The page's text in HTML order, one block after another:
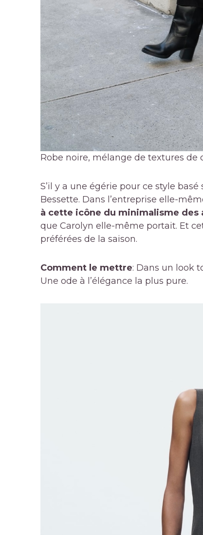
Robe noire, mélange de textures de
S’il y a une égérie pour ce style
Bessette. Dans l’entreprise elle-
à cette icône du minimalisme des
que Carolyn elle-même portait. Et
préférées de la saison.
Comment le mettre: Dans un look
Une ode à l’élégance la plus pure.